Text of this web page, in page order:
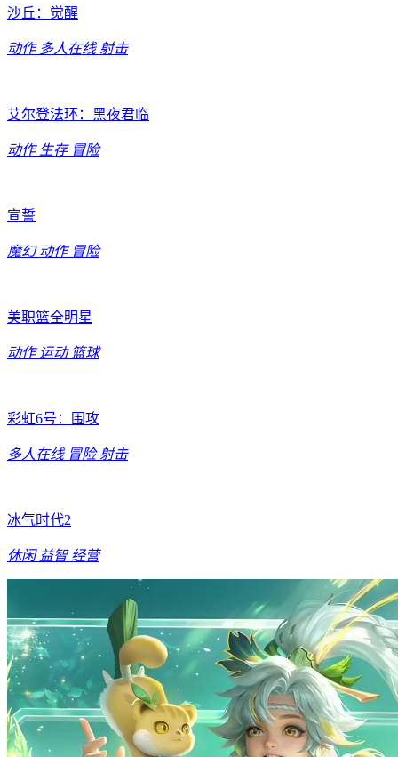
沙丘：觉醒
动作 多人在线 射击
艾尔登法环：黑夜君临
动作 生存 冒险
宣誓
魔幻 动作 冒险
美职篮全明星
动作 运动 篮球
彩虹6号：围攻
多人在线 冒险 射击
冰气时代2
休闲 益智 经营